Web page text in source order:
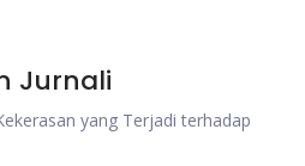
Jurnali
yang Terjadi terhadap